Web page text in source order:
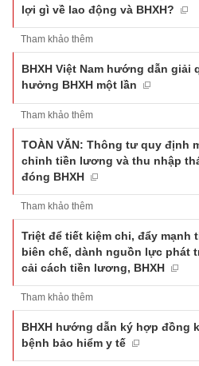
lợi gì về lao động và BHXH?
Tham khảo thêm
BHXH Việt Nam hướng dẫn giải
hưởng BHXH một lần
Tham khảo thêm
TOÀN VĂN: Thông tư quy định
chỉnh tiền lương và thu nhập
đóng BHXH
Tham khảo thêm
Triệt để tiết kiệm chi, đẩy mạnh
biên chế, dành nguồn lực phát
cải cách tiền lương, BHXH
Tham khảo thêm
BHXH hướng dẫn ký hợp đồng
bệnh bảo hiểm y tế